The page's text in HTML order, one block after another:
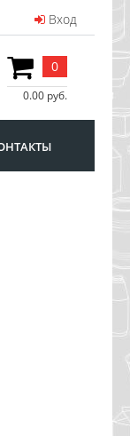
Вход
0
0.00 руб.